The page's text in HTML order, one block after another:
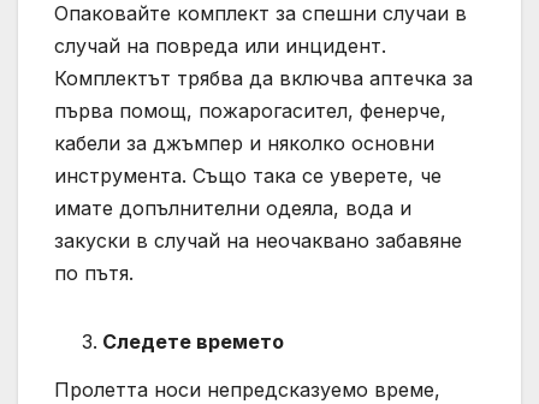
Опаковайте комплект за спешни случаи в
случай на повреда или инцидент.
Комплектът трябва да включва аптечка за
първа помощ, пожарогасител, фенерче,
кабели за джъмпер и няколко основни
инструмента. Също така се уверете, че
имате допълнителни одеяла, вода и
закуски в случай на неочаквано забавяне
по пътя.
Следете времето
Пролетта носи непредсказуемо време,